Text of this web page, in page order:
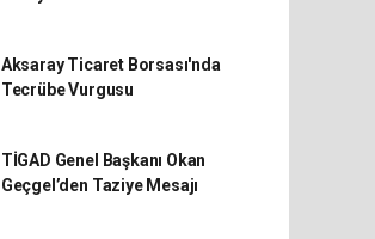
Aksaray Ticaret Borsası'nda
Tecrübe Vurgusu
TİGAD Genel Başkanı Okan
Geçgel’den Taziye Mesajı